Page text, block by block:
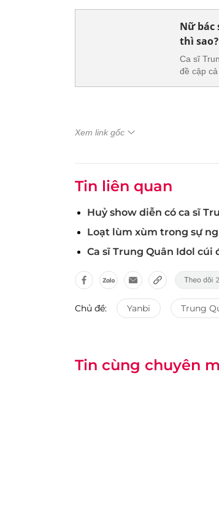
Nữ bác
thì sao?
Ca sĩ
đề cập
Xem link gốc
Tin liên quan
Huỷ show diễn có ca sĩ
Loạt lùm xùm trong sự
Ca sĩ Trung Quân Idol
Chủ đề: Yanbi Trung
Tin cùng chuyên